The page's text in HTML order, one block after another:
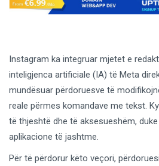
Instagram ka integruar mjetet e
inteligjenca artificiale (IA) të Meta
mundësuar përdoruesve të
reale përmes komandave me tekst.
të thjeshtë dhe të aksesueshëm,
aplikacione të jashtme.
Për të përdorur këto veçori,